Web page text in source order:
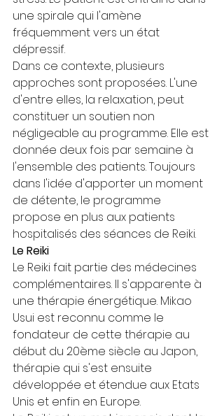
une spirale qui l'amène
fréquemment vers un état
dépressif.
Dans ce contexte, plusieurs
approches sont proposées. L'une
d'entre elles, la relaxation, peut
constituer un soutien non
négligeable au programme. Elle est
donnée deux fois par semaine à
l'ensemble des patients. Toujours
dans l'idée d'apporter un moment
de détente, le programme
propose en plus aux patients
hospitalisés des séances de Reiki.
Le Reiki
Le Reiki fait partie des médecines
complémentaires. Il s'apparente à
une thérapie énergétique. Mikao
Usui est reconnu comme le
fondateur de cette thérapie au
début du 20ème siècle au Japon,
thérapie qui s'est ensuite
développée et étendue aux Etats
Unis et enfin en Europe.